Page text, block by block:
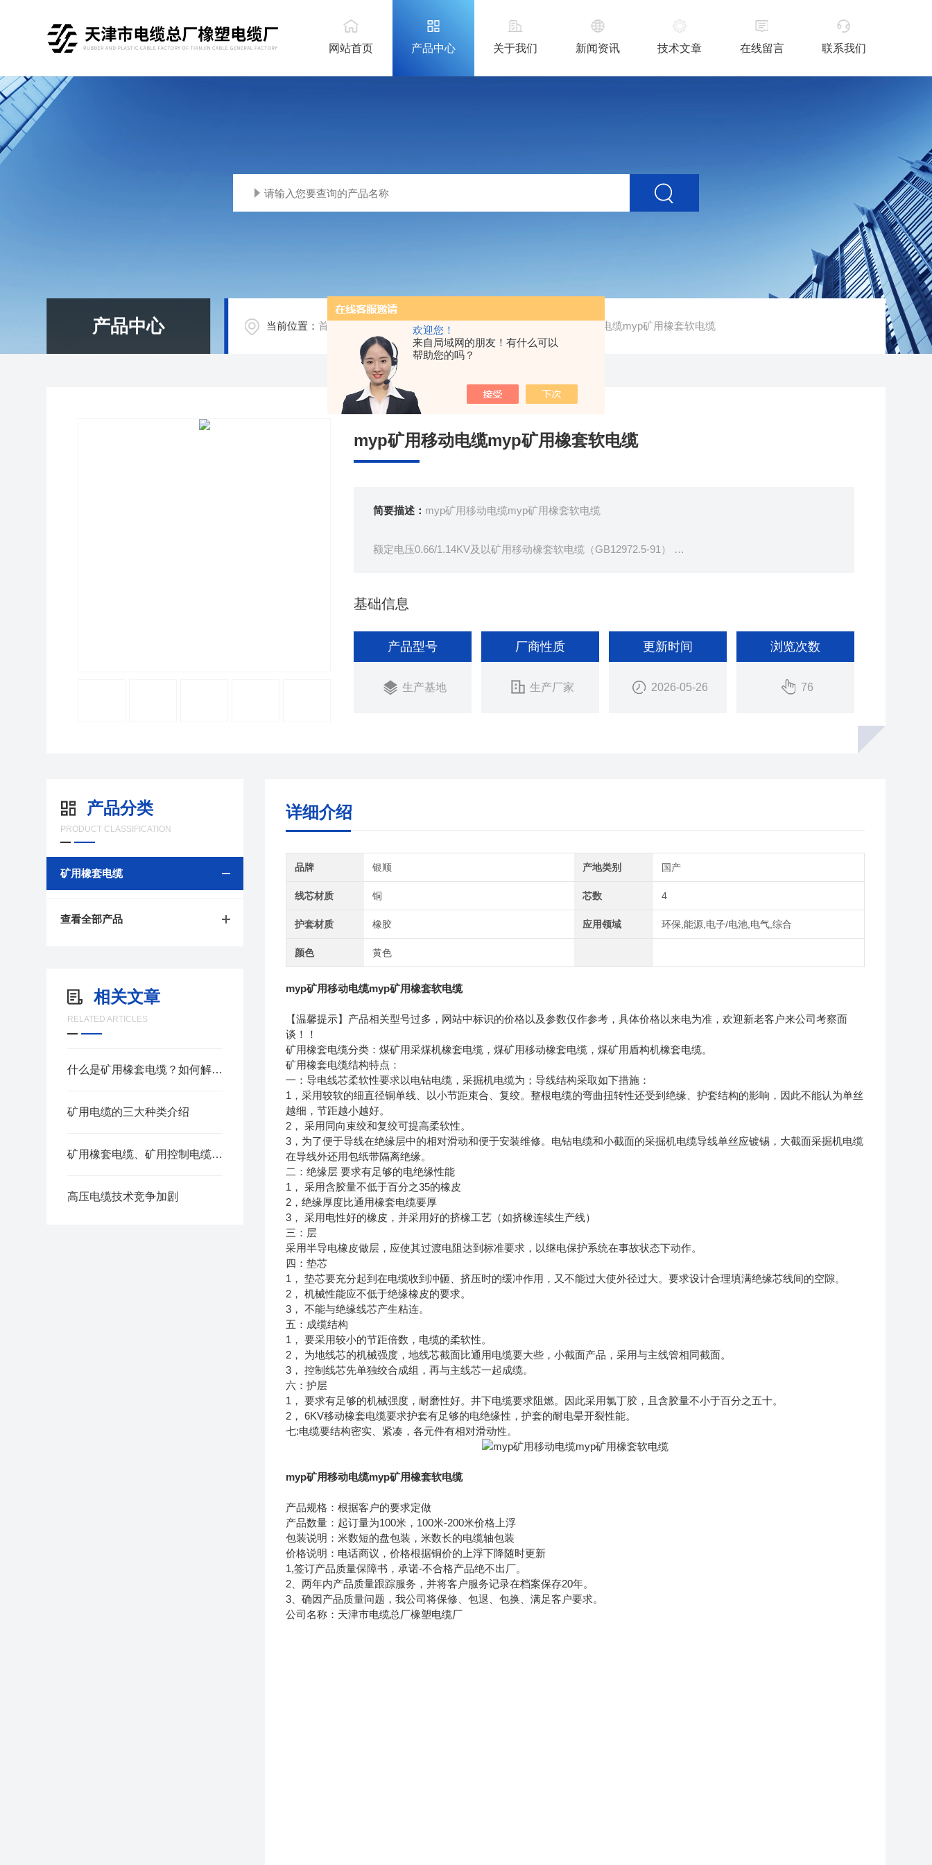
欢迎您！
来自局域网的朋友！有什么可以
帮助您的吗？
网站首页 产品中心 关于我们 新闻资讯 技术文章 在线留言 联系我们
产品中心 当前位置：首页 / /矿用橡套电缆 / 生产基地myp矿用移动电缆myp矿用橡套软电缆
myp矿用移动电缆myp矿用橡套软电缆
简要描述： myp矿用移动电缆myp矿用橡套软电缆
额定电压0.66/1.14KV及以矿用移动橡套软电缆（GB12972.5-91）
基础信息
产品型号
生产基地
厂商性质
生产厂家
更新时间
2026-05-26
浏览次数
76
产品分类
PRODUCT CLASSIFICATION
矿用橡套电缆
查看全部产品
相关文章
RELATED ARTICLES
什么是矿用橡套电缆？如何解决井下电磁干扰难题
矿用电缆的三大种类介绍
矿用橡套电缆、矿用控制电缆、矿用通信电缆、矿用电力电缆、矿用计算机电缆区别，看完不选错
高压电缆技术竞争加剧
详细介绍
品牌 银顺 产地类别 国产
线芯材质 铜 芯数 4
护套材质 橡胶 应用领域 环保,能源,电子/电池,电气,综合
颜色 黄色
myp矿用移动电缆myp矿用橡套软电缆
【温馨提示】产品相关型号过多，网站中标识的价格以及参数仅作参考，具体价格以来电为准，欢迎新老客户来公司考察面
谈！！
矿用橡套电缆分类：煤矿用采煤机橡套电缆，煤矿用移动橡套电缆，煤矿用盾构机橡套电缆。
矿用橡套电缆结构特点：
一：导电线芯柔软性要求以电钻电缆，采掘机电缆为；导线结构采取如下措施：
1，采用较软的细直径铜单线、以小节距束合、复绞。整根电缆的弯曲扭转性还受到绝缘、护套结构的影响，因此不能认为单丝
越细，节距越小越好。
2， 采用同向束绞和复绞可提高柔软性。
3，为了便于导线在绝缘层中的相对滑动和便于安装维修。电钻电缆和小截面的采掘机电缆导线单丝应镀锡，大截面采掘机电缆
在导线外还用包纸带隔离绝缘。
二：绝缘层 要求有足够的电绝缘性能
1， 采用含胶量不低于百分之35的橡皮
2，绝缘厚度比通用橡套电缆要厚
3， 采用电性好的橡皮，并采用好的挤橡工艺（如挤橡连续生产线）
三：层
采用半导电橡皮做层，应使其过渡电阻达到标准要求，以继电保护系统在事故状态下动作。
四：垫芯
1， 垫芯要充分起到在电缆收到冲砸、挤压时的缓冲作用，又不能过大使外径过大。要求设计合理填满绝缘芯线间的空隙。
2， 机械性能应不低于绝缘橡皮的要求。
3， 不能与绝缘线芯产生粘连。
五：成缆结构
1， 要采用较小的节距倍数，电缆的柔软性。
2， 为地线芯的机械强度，地线芯截面比通用电缆要大些，小截面产品，采用与主线管相同截面。
3， 控制线芯先单独绞合成组，再与主线芯一起成缆。
六：护层
1， 要求有足够的机械强度，耐磨性好。井下电缆要求阻燃。因此采用氯丁胶，且含胶量不小于百分之五十。
2， 6KV移动橡套电缆要求护套有足够的电绝缘性，护套的耐电晕开裂性能。
七:电缆要结构密实、紧凑，各元件有相对滑动性。
myp矿用移动电缆myp矿用橡套软电缆
产品规格：根据客户的要求定做
产品数量：起订量为100米，100米-200米价格上浮
包装说明：米数短的盘包装，米数长的电缆轴包装
价格说明：电话商议，价格根据铜价的上浮下降随时更新
1,签订产品质量保障书，承诺-不合格产品绝不出厂。
2、两年内产品质量跟踪服务，并将客户服务记录在档案保存20年。
3、确因产品质量问题，我公司将保修、包退、包换、满足客户要求。
公司名称：天津市电缆总厂橡塑电缆厂